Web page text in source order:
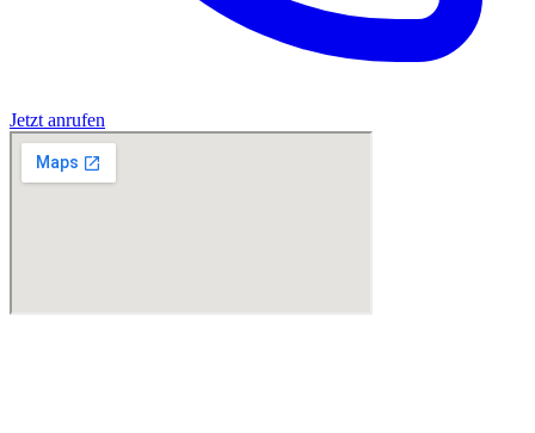
Jetzt anrufen